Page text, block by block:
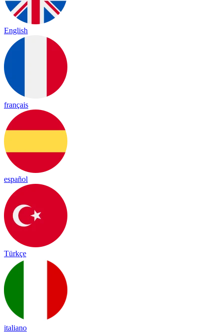
English
français
español
Türkçe
italiano